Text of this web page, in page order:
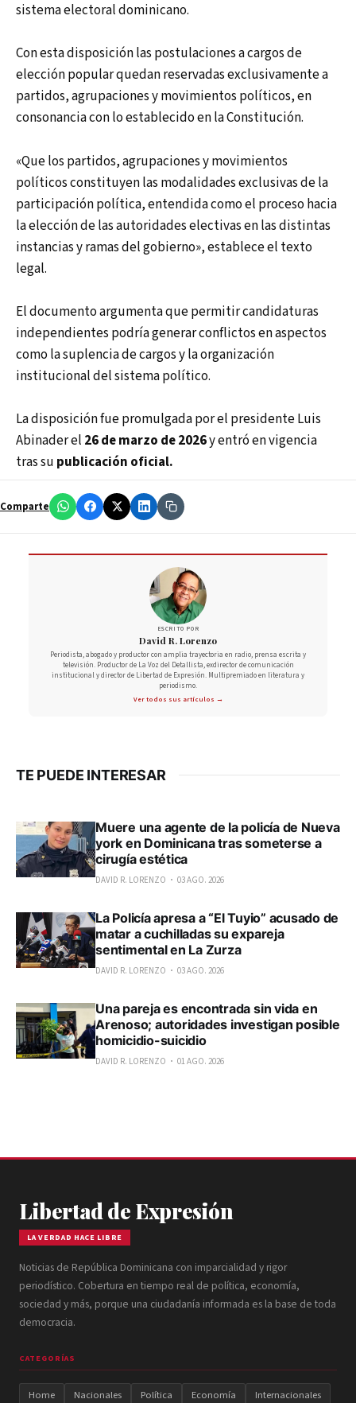
sistema electoral dominicano.
Con esta disposición las postulaciones a cargos de
elección popular quedan reservadas exclusivamente a
partidos, agrupaciones y movimientos políticos, en
consonancia con lo establecido en la Constitución.
«Que los partidos, agrupaciones y movimientos
políticos constituyen las modalidades exclusivas de la
participación política, entendida como el proceso hacia
la elección de las autoridades electivas en las distintas
instancias y ramas del gobierno», establece el texto
legal.
El documento argumenta que permitir candidaturas
independientes podría generar conflictos en aspectos
como la suplencia de cargos y la organización
institucional del sistema político.
La disposición fue promulgada por el presidente Luis
Abinader el 26 de marzo de 2026y entró en vigencia
tras su publicación oficial.
Comparte
ESCRITO POR
David R. Lorenzo
Periodista, abogado y productor con amplia trayectoria en radio, prensa escrita y
televisión. Productor de La Voz del Detallista, exdirector de comunicación
institucional y director de Libertad de Expresión. Multipremiado en literatura y
periodismo.
Ver todos sus artículos →
TE PUEDE INTERESAR
Muere una agente de la policía de Nueva
york en Dominicana tras someterse a
cirugía estética
DAVID R. LORENZO 03 AGO. 2026
La Policía apresa a “El Tuyio” acusado de
matar a cuchilladas su expareja
sentimental en La Zurza
DAVID R. LORENZO 03 AGO. 2026
Una pareja es encontrada sin vida en
Arenoso; autoridades investigan posible
homicidio-suicidio
DAVID R. LORENZO 01 AGO. 2026
Libertad de Expresión
LA VERDAD HACE LIBRE
Noticias de República Dominicana con imparcialidad y rigor
periodístico. Cobertura en tiempo real de política, economía,
sociedad y más, porque una ciudadanía informada es la base de toda
democracia.
CATEGORÍAS
Home Nacionales Política Economía Internacionales